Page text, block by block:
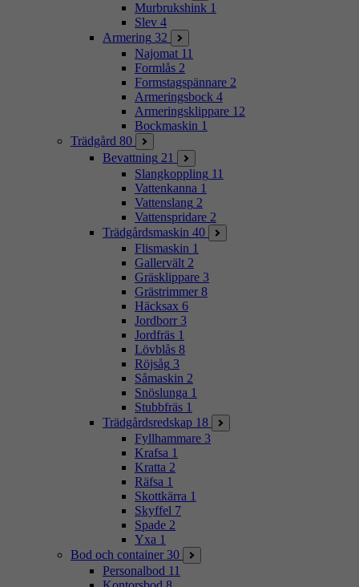
Murbrukshink 1
Slev 4
Armering 32
Najomat 11
Formlås 2
Formstagspännare 2
Armeringsbock 4
Armeringsklippare 12
Bockmaskin 1
Trädgård 80
Bevattning 21
Slangkoppling 11
Vattenkanna 1
Vattenslang 2
Vattenspridare 2
Trädgårdsmaskin 40
Flismaskin 1
Gallervält 2
Gräsklippare 3
Grästrimmer 8
Häcksax 6
Jordborr 3
Jordfräs 1
Lövblås 8
Röjsåg 3
Såmaskin 2
Snöslunga 1
Stubbfräs 1
Trädgårdsredskap 18
Fyllhammare 3
Krafsa 1
Kratta 2
Räfsa 1
Skottkärra 1
Skyffel 7
Spade 2
Yxa 1
Bod och container 30
Personalbod 11